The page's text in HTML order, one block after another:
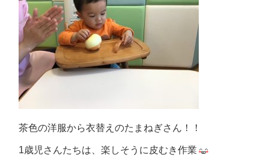
茶色の洋服から衣替えのたまねぎさん！！
1歳児さんたちは、楽しそうに皮むき作業